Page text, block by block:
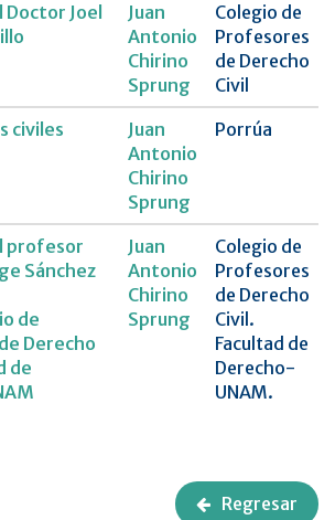
Joel
Juan
Antonio
Chirino
Sprung
Colegio de
Profesores
de Derecho
Civil
civiles
Juan
Antonio
Chirino
Sprung
Porrúa
profesor
Sánchez
de
Derecho
de
Juan
Antonio
Chirino
Sprung
Colegio de
Profesores
de Derecho
Civil.
Facultad de
Derecho-
UNAM.
Regresar